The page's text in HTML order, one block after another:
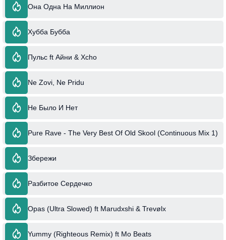
Она Одна На Миллион
Хубба Бубба
Пульс ft Айни & Xcho
Ne Zovi, Ne Pridu
Не Было И Нет
Pure Rave - The Very Best Of Old Skool (Continuous Mix 1)
Збережи
Разбитое Сердечко
Opas (Ultra Slowed) ft Marudxshi & Trevølx
Yummy (Righteous Remix) ft Mo Beats